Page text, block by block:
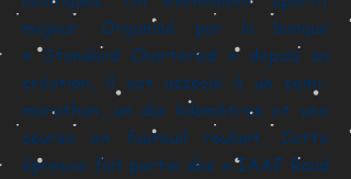
majeur. Organisé par la banque
« Standard Chartered » depuis sa
création, il est associé à un semi-
marathon, un dix kilomètres et une
course en fauteuil roulant. Cette
épreuve fait partie des « IAAF Road